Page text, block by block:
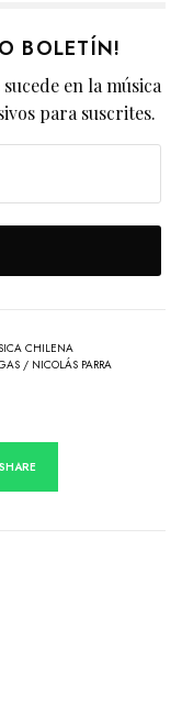
BOLETÍN!
en la música
para suscrites.
CHILENA
/ NICOLÁS PARRA
SHARE